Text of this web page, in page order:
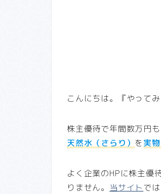
こんにちは。『やって
株主優待で年間数万円も
天然水（さらり） を実
よく企業のHPに株主優
りません。 当サイトでは